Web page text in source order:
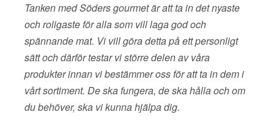
Tanken med Söders gourmet är att ta in det nyaste
och roligaste för alla som vill laga god och
spännande mat. Vi vill göra detta på ett personligt
sätt och därför testar vi större delen av våra
produkter innan vi bestämmer oss för att ta in dem i
vårt sortiment. De ska fungera, de ska hålla och om
du behöver, ska vi kunna hjälpa dig.